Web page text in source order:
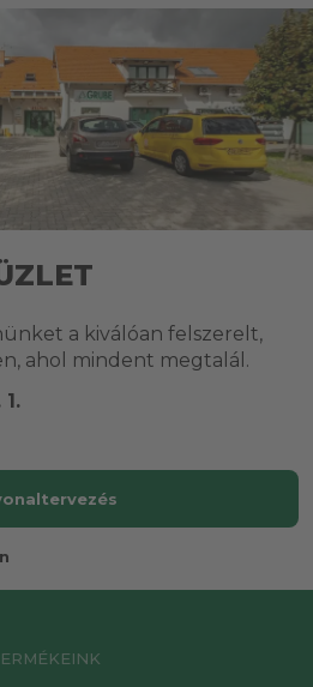
a kiválóan felszerelt,
ahol mindent megtalál.